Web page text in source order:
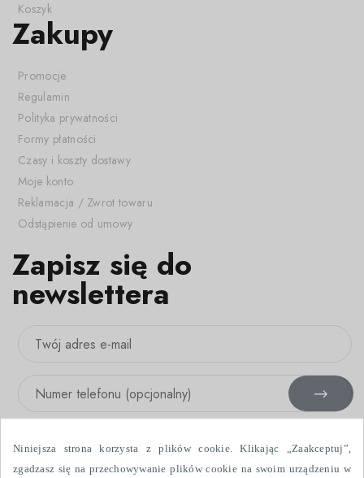
Koszyk
Zakupy
Promocje
Regulamin
Polityka prywatności
Formy płatności
Czasy i koszty dostawy
Moje konto
Reklamacja / Zwrot towaru
Odstąpienie od umowy
Zapisz się do
newslettera
Niniejsza strona korzysta z plików cookie. Klikając „Zaakceptuj”,
zgadzasz się na przechowywanie plików cookie na swoim urządzeniu w